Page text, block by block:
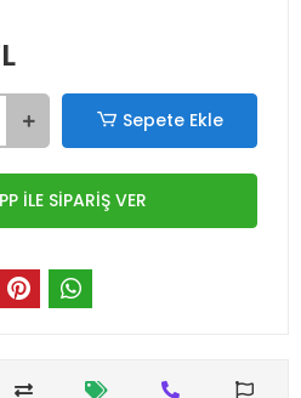
Sepete Ekle
İLE SİPARİŞ VER